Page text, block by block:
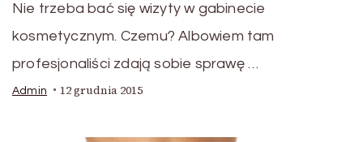
Nie trzeba bać się wizyty w gabinecie
kosmetycznym. Czemu? Albowiem tam
profesjonaliści zdają sobie sprawę …
Admin 12 grudnia 2015